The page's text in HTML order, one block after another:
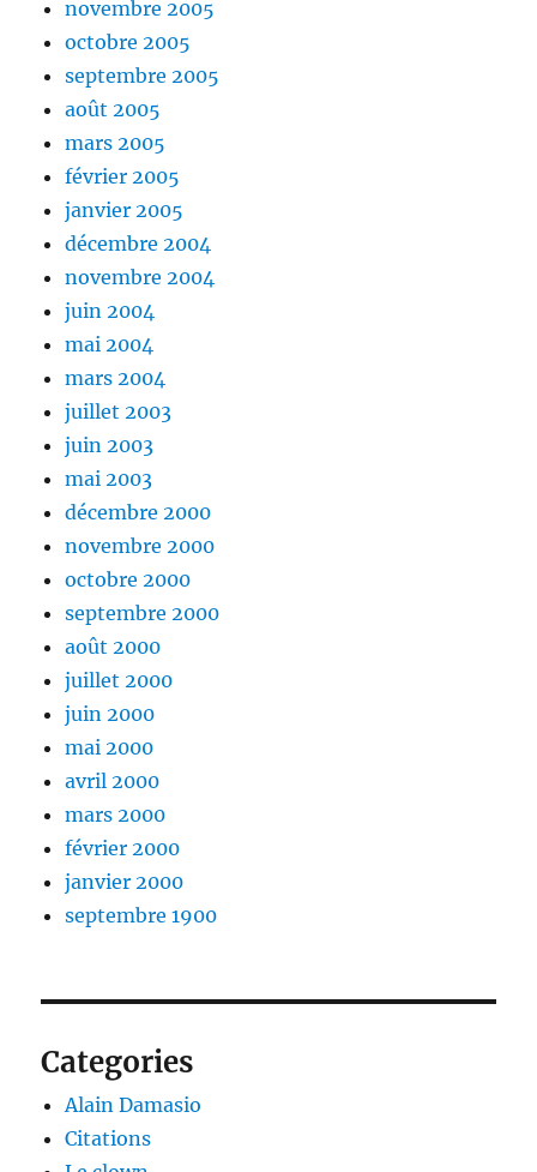
novembre 2005
octobre 2005
septembre 2005
août 2005
mars 2005
février 2005
janvier 2005
décembre 2004
novembre 2004
juin 2004
mai 2004
mars 2004
juillet 2003
juin 2003
mai 2003
décembre 2000
novembre 2000
octobre 2000
septembre 2000
août 2000
juillet 2000
juin 2000
mai 2000
avril 2000
mars 2000
février 2000
janvier 2000
septembre 1900
Categories
Alain Damasio
Citations